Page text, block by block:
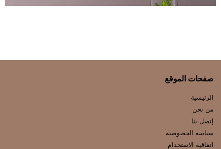
صفحات الموقع
الرئيسية
من نحن
إتصل بنا
سياسة الخصوصية
اتفاقية الاستخدام